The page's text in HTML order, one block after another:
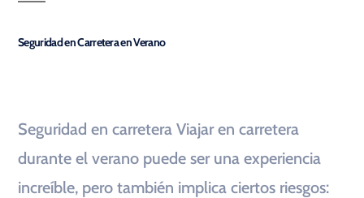
Seguridad en Carretera en Verano
Seguridad en carretera Viajar en carretera
durante el verano puede ser una experiencia
increíble, pero también implica ciertos riesgos: